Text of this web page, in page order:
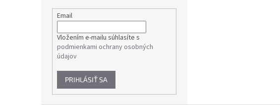
Email
Vložením e-mailu súhlasíte s
podmienkami ochrany osobných
údajov
PRIHLÁSIŤ SA